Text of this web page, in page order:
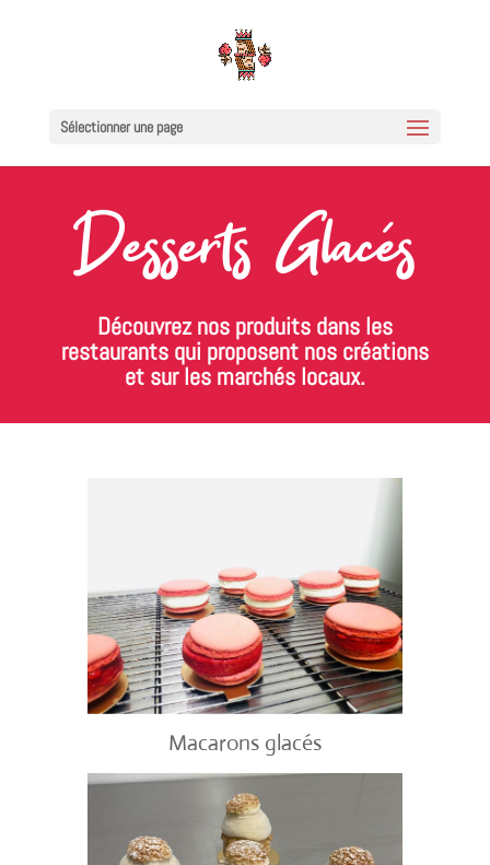
Sélectionner une page
Desserts Glacés
Découvrez nos produits dans les
restaurants qui proposent nos créations
et sur les marchés locaux.
Macarons glacés